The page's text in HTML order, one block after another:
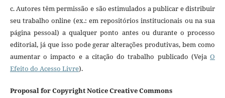
c. Autores têm permissão e são estimulados a publicar e distribuir
seu trabalho online (ex.: em repositórios institucionais ou na sua
página pessoal) a qualquer ponto antes ou durante o processo
editorial, já que isso pode gerar alterações produtivas, bem como
aumentar o impacto e a citação do trabalho publicado (VejaO
Efeito do Acesso Livre).
Proposal for Copyright Notice Creative Commons